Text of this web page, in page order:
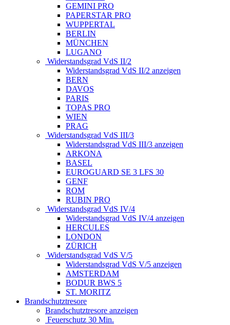
GEMINI PRO
PAPERSTAR PRO
WUPPERTAL
BERLIN
MÜNCHEN
LUGANO
Widerstandsgrad VdS II/2
Widerstandsgrad VdS II/2 anzeigen
BERN
DAVOS
PARIS
TOPAS PRO
WIEN
PRAG
Widerstandsgrad VdS III/3
Widerstandsgrad VdS III/3 anzeigen
ARKONA
BASEL
EUROGUARD SE 3 LFS 30
GENF
ROM
RUBIN PRO
Widerstandsgrad VdS IV/4
Widerstandsgrad VdS IV/4 anzeigen
HERCULES
LONDON
ZÜRICH
Widerstandsgrad VdS V/5
Widerstandsgrad VdS V/5 anzeigen
AMSTERDAM
BODUR BWS 5
ST. MORITZ
Brandschutztresore
Brandschutztresore anzeigen
Feuerschutz 30 Min.